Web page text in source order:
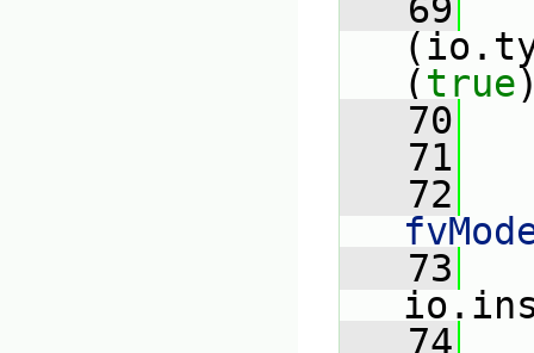
   69
(true
   70
   71
   72
   73
   74